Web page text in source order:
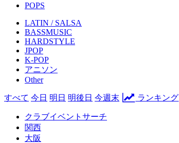
POPS
LATIN / SALSA
BASSMUSIC
HARDSTYLE
JPOP
K-POP
アニソン
Other
すべて 今日 明日 明後日 今週末 ランキング
クラブイベントサーチ
関西
大阪